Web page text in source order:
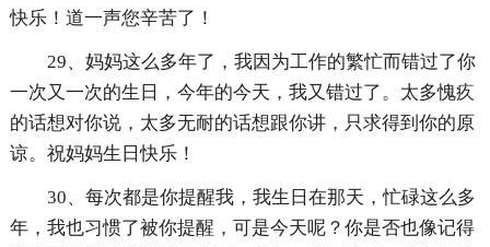
快乐！道一声您辛苦了！
29、妈妈这么多年了，我因为工作的繁忙而错过了你
一次又一次的生日，今年的今天，我又错过了。太多愧疚
的话想对你说，太多无耐的话想跟你讲，只求得到你的原
谅。祝妈妈生日快乐！
30、每次都是你提醒我，我生日在那天，忙碌这么多
年，我也习惯了被你提醒，可是今天呢？你是否也像记得